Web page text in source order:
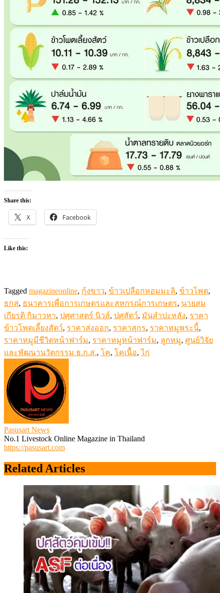
Share this:
X Facebook
Like this:
Tagged magazineonline, กุ้งขาว, ข้าวเปลือกหอมมะลิ, ข้าวโพด,
ธกส, ธนาคารเพื่อการเกษตรและสหกรณ์การเกษตร, นายสม
เกียรติ กิมาวหา, ปศุศาสตร์ นิวส์, ปศุสัตว์, มันสำปะหลัง, ราคา
ข้าวโพดเลี้ยงสัตว์, ราคาส่งออก, ราคาสุกร, ราคาหมูพระนี้,
ราคาหมูมีชีวิตหน้าฟาร์ม, ราคาหมูหน้าฟาร์ม, ลูกหมู, ศูนย์วิจัย
และพัฒนานวัตกรรม ธ.ก.ส., โค, โคเนื้อ,ไก่
Pasusart News
No.1 Livestock Online Magazine in Thailand
https://pasusart.com
Related Articles